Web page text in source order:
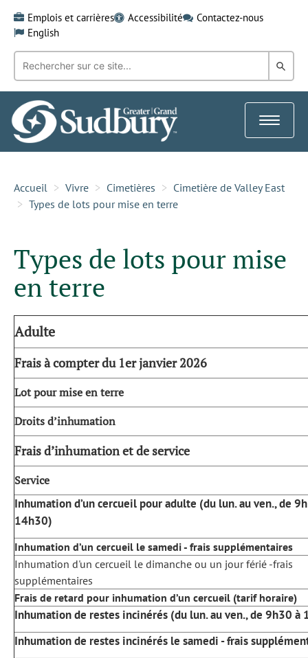
content
Emplois et carrières Accessibilité
Contactez-nous
English
Recherche
mot-
clé:
dans
Toggle
Accueil Vivre Cimetières
Cimetière de Valley East
Types de lots pour mise en terre
Types de lots pour mise
en terre
Adulte
Frais à compter du 1er janvier 2026
Lot pour mise en terre
Droits d’inhumation
Frais d’inhumation et de service
Service
Inhumation d’un cercueil pour adulte (du lun. au ven., de
14h30)
Inhumation d’un cercueil le samedi - frais supplémentaires
Inhumation d'un cercueil le dimanche ou un jour férié -frais
supplémentaires
Frais de retard pour inhumation d’un cercueil (tarif horaire)
Inhumation de restes incinérés (du lun. au ven., de 9h30 à
Inhumation de restes incinérés le samedi - frais